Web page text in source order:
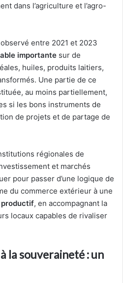
dans l’agriculture et l’agro-
entre 2021 et 2023
importante sur de
huiles, produits laitiers,
Une partie de ce
au moins partiellement,
si les bons instruments de
de projets et de partage de
régionales de
et marchés
pour passer d’une logique de
du commerce extérieur à une
productif, en accompagnant la
locaux capables de rivaliser
la souveraineté : un